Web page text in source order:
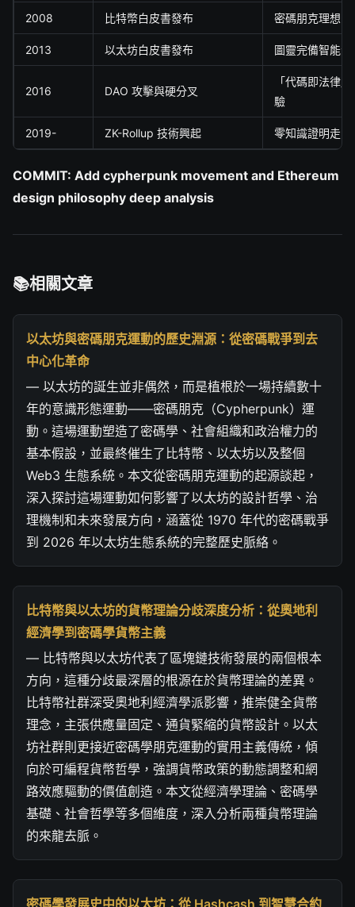
2008 比特幣白皮書發布 密碼朋克理想
2013 以太坊白皮書發布 圖靈完備智能
2016 DAO 攻擊與硬分叉
「代碼即法律
驗
2019- ZK-Rollup 技術興起 零知識證明走向
COMMIT: Add cypherpunk movement and Ethereum
design philosophy deep analysis
相關文章
以太坊與密碼朋克運動的歷史淵源：從密碼戰爭到去
中心化革命
— 以太坊的誕生並非偶然，而是植根於一場持續數十
年的意識形態運動——密碼朋克（Cypherpunk）運
動。這場運動塑造了密碼學、社會組織和政治權力的
基本假設，並最終催生了比特幣、以太坊以及整個
Web3 生態系統。本文從密碼朋克運動的起源談起，
深入探討這場運動如何影響了以太坊的設計哲學、治
理機制和未來發展方向，涵蓋從 1970 年代的密碼戰爭
到 2026 年以太坊生態系統的完整歷史脈絡。
比特幣與以太坊的貨幣理論分歧深度分析：從奧地利
經濟學到密碼學貨幣主義
— 比特幣與以太坊代表了區塊鏈技術發展的兩個根本
方向，這種分歧最深層的根源在於貨幣理論的差異。
比特幣社群深受奧地利經濟學派影響，推崇健全貨幣
理念，主張供應量固定、通貨緊縮的貨幣設計。以太
坊社群則更接近密碼學朋克運動的實用主義傳統，傾
向於可編程貨幣哲學，強調貨幣政策的動態調整和網
路效應驅動的價值創造。本文從經濟學理論、密碼學
基礎、社會哲學等多個維度，深入分析兩種貨幣理論
的來龍去脈。
密碼學發展史中的以太坊：從 Hashcash 到智慧合約